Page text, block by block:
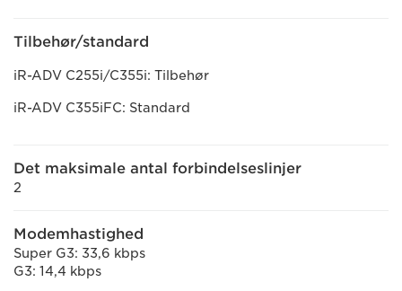
Tilbehør/standard
iR-ADV C255i/C355i: Tilbehør
iR-ADV C355iFC: Standard
Det maksimale antal forbindelseslinjer
2
Modemhastighed
Super G3: 33,6 kbps
G3: 14,4 kbps